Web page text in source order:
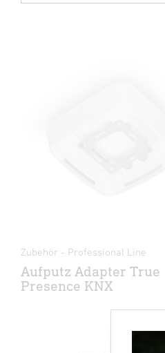
Zubehör - Professional Line
Aufputz Adapter True
Presence KNX